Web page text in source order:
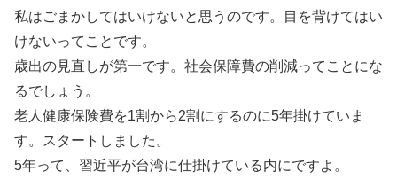
私はごまかしてはいけないと思うのです。目を背けてはい
けないってことです。
歳出の見直しが第一です。社会保障費の削減ってことにな
るでしょう。
老人健康保険費を1割から2割にするのに5年掛けていま
す。スタートしました。
5年って、習近平が台湾に仕掛けている内にですよ。